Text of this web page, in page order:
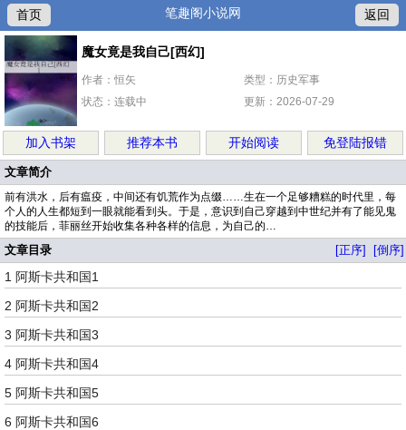
首页 笔趣阁小说网 返回
魔女竟是我自己[西幻]
作者：恒矢
类型：历史军事
状态：连载中
更新：2026-07-29
加入书架 推荐本书 开始阅读 免登陆报错
文章简介
前有洪水，后有瘟疫，中间还有饥荒作为点缀……生在一个足够糟糕的时代里，每
个人的人生都短到一眼就能看到头。于是，意识到自己穿越到中世纪并有了能见鬼
的技能后，菲丽丝开始收集各种各样的信息，为自己的…
文章目录 [正序] [倒序]
1 阿斯卡共和国1
2 阿斯卡共和国2
3 阿斯卡共和国3
4 阿斯卡共和国4
5 阿斯卡共和国5
6 阿斯卡共和国6